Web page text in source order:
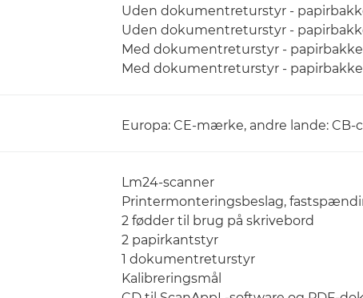
Uden dokumentreturstyr -
Uden dokumentreturstyr -
Med dokumentreturstyr -
Med dokumentreturstyr - papirbakke
Europa: CE-mærke, andre lande: CB-
Lm24-scanner
Printermonteringsbeslag,
2 fødder til brug på skrivebord
2 papirkantstyr
1 dokumentreturstyr
Kalibreringsmål